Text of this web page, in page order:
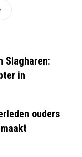
Slagharen:
in
ouders